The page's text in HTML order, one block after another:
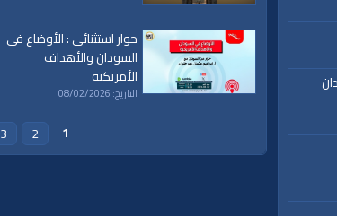
حوار استثنائي : الأوضاع في
السودان والأهداف
الأمريكية
التاريخ: 08/02/2026
1
2
3